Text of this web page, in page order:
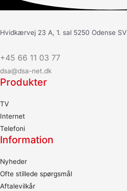
Hvidkærvej 23 A, 1. sal 5250 Odense SV
+45 66 11 03 77
dsa@dsa-net.dk
Produkter
TV
Internet
Telefoni
Information
Nyheder
Ofte stillede spørgsmål
Aftalevilkår